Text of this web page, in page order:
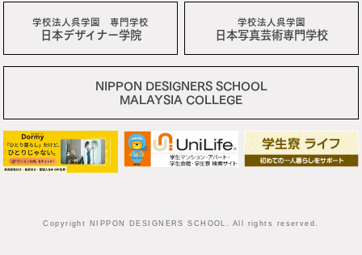
学校法人呉学園 専門学校
日本デザイナー学院
学校法人呉学園
日本写真芸術専門学校
NIPPON DESIGNERS SCHOOL
MALAYSIA COLLEGE
Copyright NIPPON DESIGNERS SCHOOL. All rights reserved.